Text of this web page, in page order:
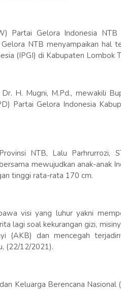
Partai Gelora Indonesia NTB
NTB menyampaikan hal
(IPGI) di Kabupaten Lombok
H. Mugni, M.Pd., mewakili
Partai Gelora Indonesia
NTB, Lalu Parhrurrozi,
mewujudkan anak-anak
tinggi rata-rata 170 cm.
visi yang luhur yakni
lagi soal kekurangan gizi,
(AKB) dan mencegah
(22/12/2021).
Keluarga Berencana